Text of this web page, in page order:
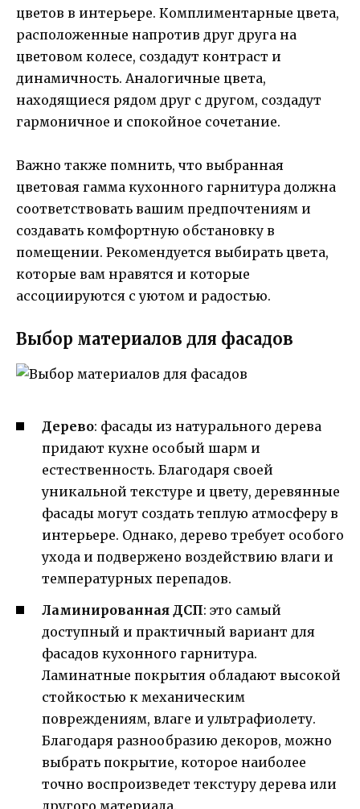
цветов в интерьере. Комплиментарные цвета,
расположенные напротив друг друга на
цветовом колесе, создадут контраст и
динамичность. Аналогичные цвета,
находящиеся рядом друг с другом, создадут
гармоничное и спокойное сочетание.
Важно также помнить, что выбранная
цветовая гамма кухонного гарнитура должна
соответствовать вашим предпочтениям и
создавать комфортную обстановку в
помещении. Рекомендуется выбирать цвета,
которые вам нравятся и которые
ассоциируются с уютом и радостью.
Выбор материалов для фасадов
Дерево: фасады из натурального дерева
придают кухне особый шарм и
естественность. Благодаря своей
уникальной текстуре и цвету, деревянные
фасады могут создать теплую атмосферу в
интерьере. Однако, дерево требует особого
ухода и подвержено воздействию влаги и
температурных перепадов.
Ламинированная ДСП: это самый
доступный и практичный вариант для
фасадов кухонного гарнитура.
Ламинатные покрытия обладают высокой
стойкостью к механическим
повреждениям, влаге и ультрафиолету.
Благодаря разнообразию декоров, можно
выбрать покрытие, которое наиболее
точно воспроизведет текстуру дерева или
другого материала.